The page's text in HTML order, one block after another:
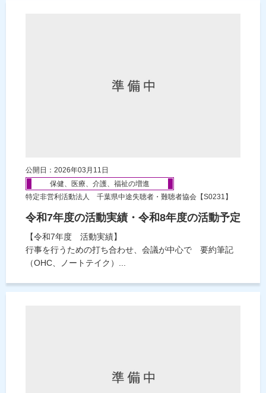
公開日：2026年03月11日
保健、医療、介護、福祉の増進
特定非営利活動法人 千葉県中途失聴者・難聴者協会【S0231】
令和7年度の活動実績・令和8年度の活動予定
【令和7年度 活動実績】
行事を行うための打ち合わせ、会議が中心で 要約筆記
（OHC、ノートテイク）...